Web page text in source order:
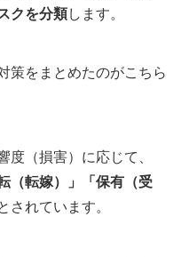
クを分類します。
策をまとめたのがこちら
度（損害）に応じて、
（転嫁）」「保有（受
されています。